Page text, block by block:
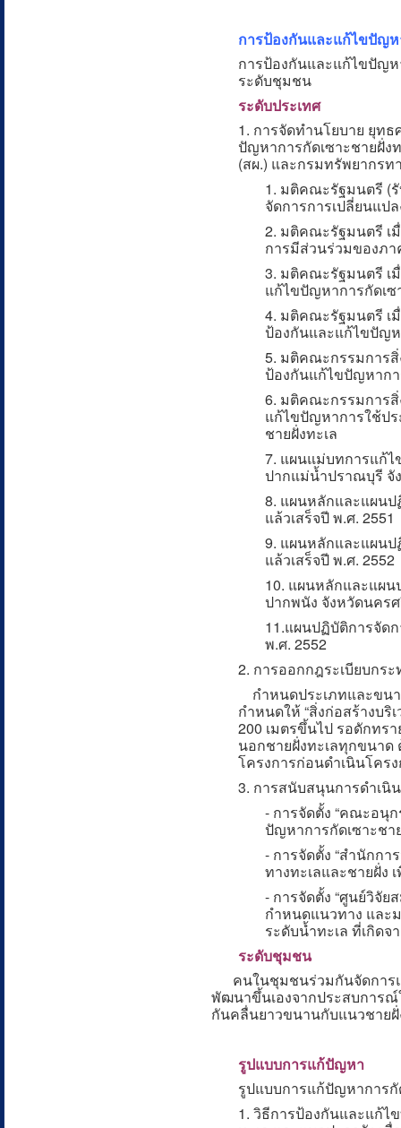
การป้องกันและแก้ไขปัญ
การป้องกันและแก้ไขปัญห
ระดับชุมชน
ระดับประเทศ
1. การจัดทำนโยบาย ยุท
ปัญหาการกัดเซาะชายฝั่ง
(สผ.) และกรมทรัพยากรท
1. มติคณะรัฐมนตรี (รั
จัดการการเปลี่ยนแป
2. มติคณะรัฐมนตรี เ
การมีส่วนร่วมของภ
3. มติคณะรัฐมนตรี เ
แก้ไขปัญหาการกัดเซ
4. มติคณะรัฐมนตรี เ
ป้องกันและแก้ไขปัญห
5. มติคณะกรรมการสิ่
ป้องกันแก้ไขปัญหากา
6. มติคณะกรรมการสิ่
แก้ไขปัญหาการใช้ป
ชายฝั่งทะเล
7. แผนแม่บทการแก้ไ
ปากแม่น้ำปราณบุรี จั
8. แผนหลักและแผน
แล้วเสร็จปี พ.ศ. 2551
9. แผนหลักและแผนป
แล้วเสร็จปี พ.ศ. 2552
10. แผนหลักและแผ
ปากพนัง จังหวัดนคร
11.แผนปฏิบัติการจัด
พ.ศ. 2552
2. การออกกฎระเบียบกร
กำหนดประเภทและขนา
กำหนดให้ “สิ่งก่อสร้างบริ
200 เมตรขึ้นไป รอดักท
นอกชายฝั่งทะเลทุกขนา
โครงการก่อนดำเนินโครง
3. การสนับสนุนการดำเนิ
- การจัดตั้ง “คณะอนุ
ปัญหาการกัดเซาะชา
- การจัดตั้ง “สำนักก
ทางทะเลและชายฝั่ง
- การจัดตั้ง “ศูนย์วิจัย
กำหนดแนวทาง และ
ระดับน้ำทะเล ที่เกิด
ระดับชุมชน
คนในชุมชนร่วมกันจัดการแ
พัฒนาขึ้นเองจากประสบการณ์
กันคลื่นยาวขนานกับแนวชาย
รูปแบบการแก้ปัญหา
รูปแบบการแก้ปัญหาการกั
1. วิธีการป้องกันและแก้